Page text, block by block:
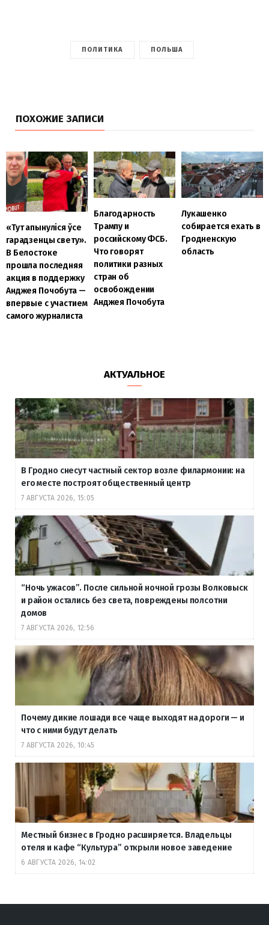
ПОЛИТИКА ПОЛЬША
ПОХОЖИЕ ЗАПИСИ
«Тут апынуліся ўсе
гарадзенцы свету».
В Белостоке
прошла последняя
акция в поддержку
Анджея Почобута —
впервые с участием
самого журналиста
Благодарность
Трампу и
российскому ФСБ.
Что говорят
политики разных
стран об
освобождении
Анджея Почобута
Лукашенко
собирается ехать в
Гродненскую
область
АКТУАЛЬНОЕ
В Гродно снесут частный сектор возле филармонии: на
его месте построят общественный центр
7 АВГУСТА 2026, 15:05
“Ночь ужасов”. После сильной ночной грозы Волковыск
и район остались без света, повреждены полсотни
домов
7 АВГУСТА 2026, 12:56
Почему дикие лошади все чаще выходят на дороги — и
что с ними будут делать
7 АВГУСТА 2026, 10:45
Местный бизнес в Гродно расширяется. Владельцы
отеля и кафе “Культура” открыли новое заведение
6 АВГУСТА 2026, 14:02